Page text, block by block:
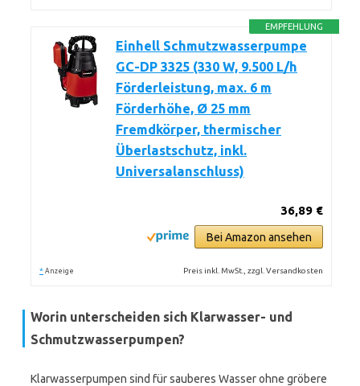
EMPFEHLUNG
Einhell Schmutzwasserpumpe
GC-DP 3325 (330 W, 9.500 L/h
Förderleistung, max. 6 m
Förderhöhe, Ø 25 mm
Fremdkörper, thermischer
Überlastschutz, inkl.
Universalanschluss)
36,89 €
Bei Amazon ansehen
* Anzeige Preis inkl. MwSt., zzgl. Versandkosten
Worin unterscheiden sich Klarwasser- und
Schmutzwasserpumpen?
Klarwasserpumpen sind für sauberes Wasser ohne gröbere